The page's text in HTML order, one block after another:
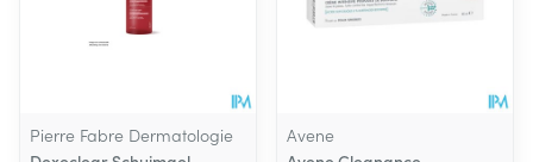
Pierre Fabre Dermatologie
Avene